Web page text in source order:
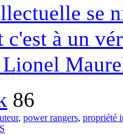
se
c'est à un
86
, power rangers, propriété